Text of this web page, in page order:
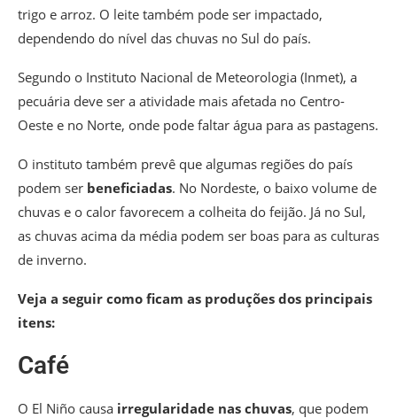
trigo e arroz. O leite também pode ser impactado,
dependendo do nível das chuvas no Sul do país.
Segundo o Instituto Nacional de Meteorologia (Inmet), a
pecuária deve ser a atividade mais afetada no Centro-
Oeste e no Norte, onde pode faltar água para as pastagens.
O instituto também prevê que algumas regiões do país
podem ser beneficiadas. No Nordeste, o baixo volume de
chuvas e o calor favorecem a colheita do feijão. Já no Sul,
as chuvas acima da média podem ser boas para as culturas
de inverno.
Veja a seguir como ficam as produções dos principais
itens:
Café
O El Niño causa irregularidade nas chuvas, que podem